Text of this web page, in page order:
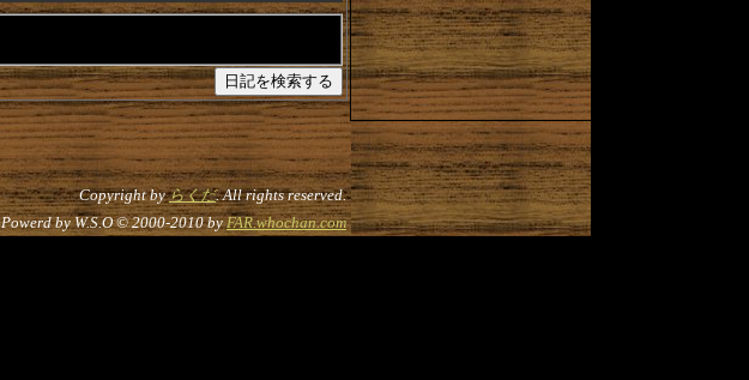
Copyright byらくだ. All rights reserved.
Powerd by W.S.O © 2000-2010 byFAR.whochan.com